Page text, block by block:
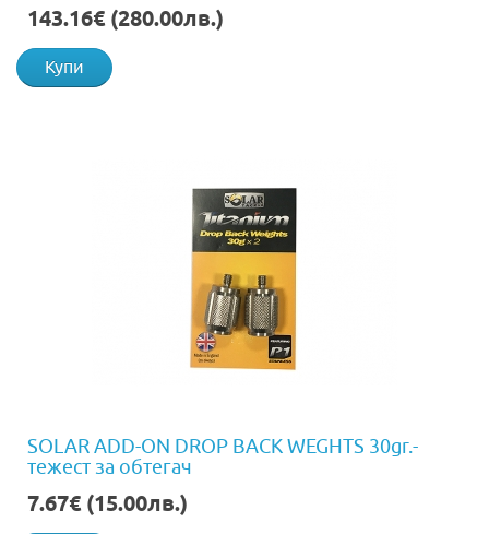
143.16€ (280.00лв.)
Купи
SOLAR ADD-ON DROP BACK WEGHTS 30gr.-
тежест за обтегач
7.67€ (15.00лв.)